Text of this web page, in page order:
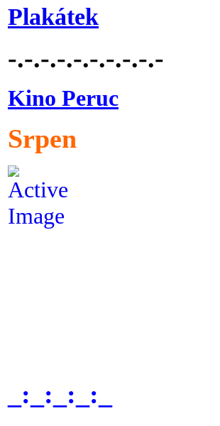
Plakátek
-.-.-.-.-.-.-.-.-.-
Kino Peruc
Srpen
_:_:_:_:_